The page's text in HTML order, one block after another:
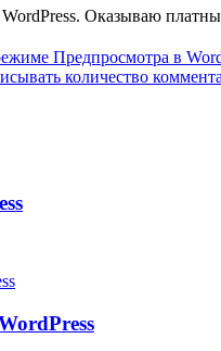
Оказываю
Предпросмотра в
количество